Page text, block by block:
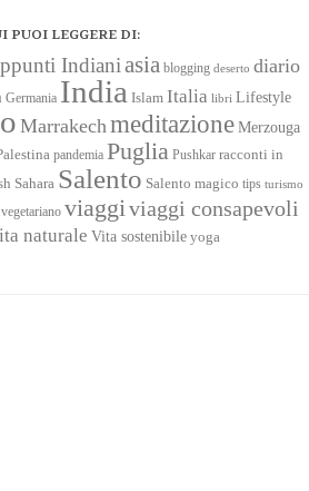
PUOI LEGGERE DI:
Indianiasia blogging deserto diario
Germania India Islam Italia libri Lifestyle
MarrakechmeditazioneMerzouga
pandemia Puglia Pushkar racconti in
Sahara Salento Salento magico tips turismo
vegetariano viaggiviaggi consapevoli
naturale Vita sostenibile yoga